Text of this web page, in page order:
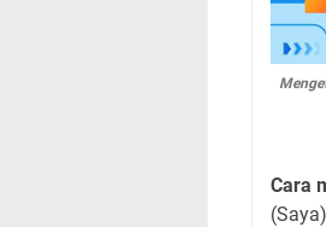
Cara